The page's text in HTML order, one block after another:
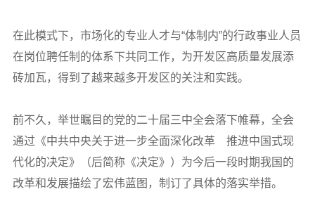
在此模式下，市场化的专业人才与“体制内”的行政事业人员
在岗位聘任制的体系下共同工作，为开发区高质量发展添
砖加瓦，得到了越来越多开发区的关注和实践。
前不久，举世瞩目的党的二十届三中全会落下帷幕，全会
通过《中共中央关于进一步全面深化改革 推进中国式现
代化的决定》（后简称《决定》）为今后一段时期我国的
改革和发展描绘了宏伟蓝图，制订了具体的落实举措。